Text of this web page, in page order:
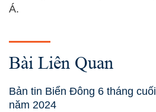
Á.
Bài Liên Quan
Bản tin Biển Đông 6 tháng cuối
năm 2024